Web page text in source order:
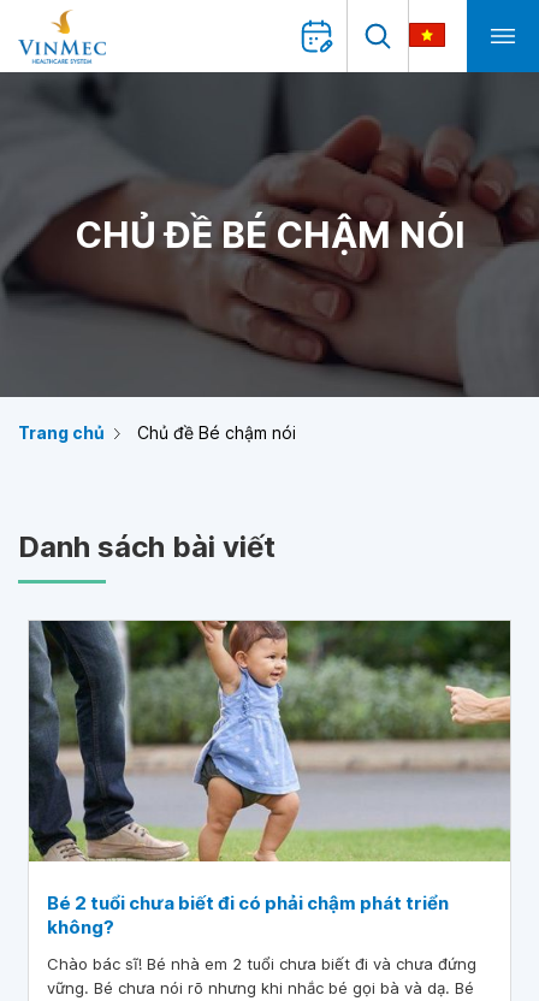
CHỦ ĐỀ BÉ CHẬM NÓI
Trang chủ Chủ đề Bé chậm nói
Danh sách bài viết
Bé 2 tuổi chưa biết đi có phải chậm phát triển
không?
Chào bác sĩ! Bé nhà em 2 tuổi chưa biết đi và chưa đứng
vững. Bé chưa nói rõ nhưng khi nhắc bé gọi bà và dạ. Bé